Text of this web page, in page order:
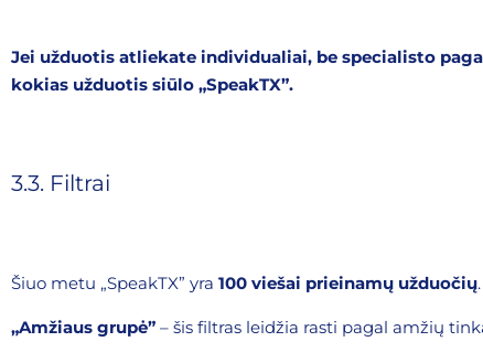
Jei užduotis atliekate individualiai, be specialisto
kokias užduotis siūlo „SpeakTX”.
3.3. Filtrai
Šiuo metu „SpeakTX” yra 100 viešai prieinamų užduočių
„Amžiaus grupė” – šis filtras leidžia rasti pagal amžių